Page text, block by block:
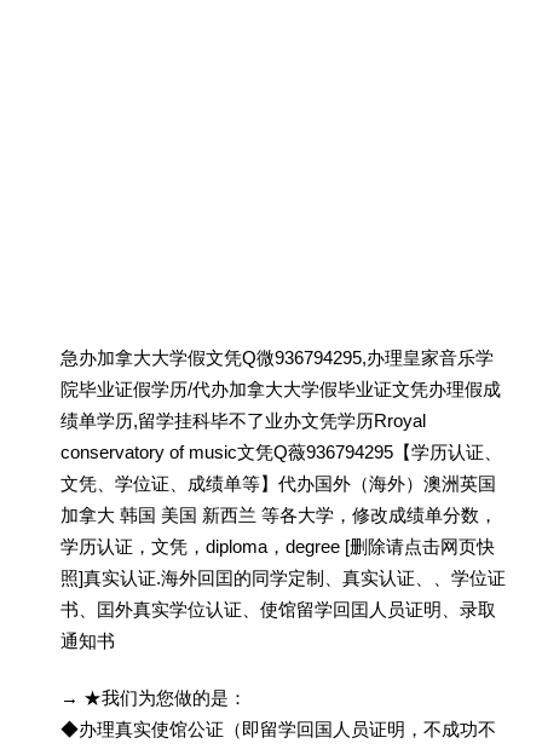
急办加拿大大学假文凭Q微936794295,办理皇家音乐学
院毕业证假学历/代办加拿大大学假毕业证文凭办理假成
绩单学历,留学挂科毕不了业办文凭学历Rroyal
conservatory of music文凭Q薇936794295【学历认证、
文凭、学位证、成绩单等】代办国外（海外）澳洲英国
加拿大 韩国 美国 新西兰 等各大学，修改成绩单分数，
学历认证，文凭，diploma，degree [删除请点击网页快
照]真实认证.海外回囯的同学定制、真实认证、、学位证
书、囯外真实学位认证、使馆留学回囯人员证明、录取
通知书
→ ★我们为您做的是：
◆办理真实使馆公证（即留学回国人员证明，不成功不